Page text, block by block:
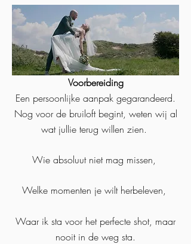
Voorbereiding
Een persoonlijke aanpak gegarandeerd.
Nog voor de bruiloft begint, weten wij al
wat jullie terug willen zien.
Wie absoluut niet mag missen,
Welke momenten je wilt herbeleven,
Waar ik sta voor het perfecte shot, maar
nooit in de weg sta.